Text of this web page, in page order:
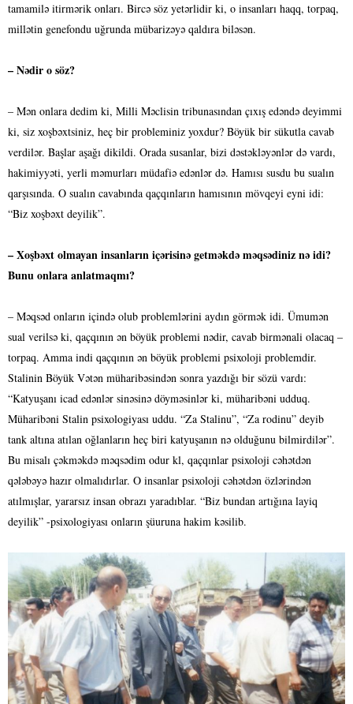
tamamilə itirmərik onları. Bircə söz yetərlidir ki, o insanları haqq, torpaq,
millətin genefondu uğrunda mübarizəyə qaldıra biləsən.
– Nədir o söz?
– Mən onlara dedim ki, Milli Məclisin tribunasından çıxış edəndə deyimmi
ki, siz xoşbəxtsiniz, heç bir probleminiz yoxdur? Böyük bir sükutla cavab
verdilər. Başlar aşağı dikildi. Orada susanlar, bizi dəstəkləyənlər də vardı,
hakimiyyəti, yerli məmurları müdafiə edənlər də. Hamısı susdu bu sualın
qarşısında. O sualın cavabında qaçqınların hamısının mövqeyi eyni idi:
“Biz xoşbəxt deyilik”.
– Xoşbəxt olmayan insanların içərisinə getməkdə məqsədiniz nə idi?
Bunu onlara anlatmaqmı?
– Məqsəd onların içində olub problemlərini aydın görmək idi. Ümumən
sual verilsə ki, qaçqının ən böyük problemi nədir, cavab birmənali olacaq –
torpaq. Amma indi qaçqının ən böyük problemi psixoloji problemdir.
Stalinin Böyük Vətən müharibəsindən sonra yazdığı bir sözü vardı:
“Katyuşanı icad edənlər sinəsinə döyməsinlər ki, müharibəni udduq.
Müharibəni Stalin psixologiyası uddu. “Za Stalinu”, “Za rodinu” deyib
tank altına atılan oğlanların heç biri katyuşanın nə olduğunu bilmirdilər”.
Bu misalı çəkməkdə məqsədim odur kl, qaçqınlar psixoloji cəhətdən
qələbəyə hazır olmalıdırlar. O insanlar psixoloji cəhətdən özlərindən
atılmışlar, yararsız insan obrazı yaradıblar. “Biz bundan artığına layiq
deyilik” -psixologiyası onların şüuruna hakim kəsilib.